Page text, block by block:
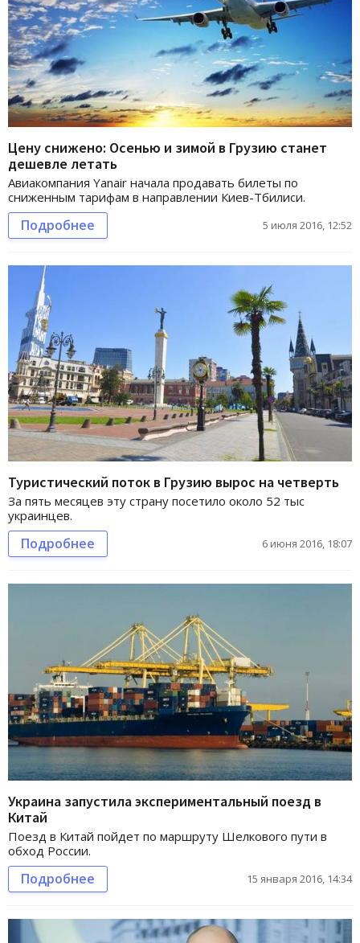
Цену снижено: Осенью и зимой в Грузию станет
дешевле летать
Авиакомпания Yanair начала продавать билеты по
сниженным тарифам в направлении Киев-Тбилиси.
Подробнее 5 июля 2016, 12:52
Туристический поток в Грузию вырос на четверть
За пять месяцев эту страну посетило около 52 тыс
украинцев.
Подробнее 6 июня 2016, 18:07
Украина запустила экспериментальный поезд в
Китай
Поезд в Китай пойдет по маршруту Шелкового пути в
обход России.
Подробнее 15 января 2016, 14:34